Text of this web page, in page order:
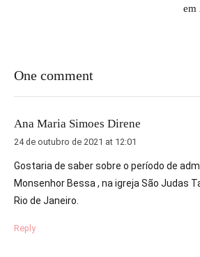
em
One comment
Ana Maria Simoes Direne
24 de outubro de 2021 at 12:01
Gostaria de saber sobre o período de
Monsenhor Bessa , na igreja São Judas
Rio de Janeiro.
Reply